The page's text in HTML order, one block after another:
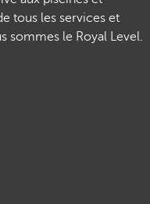
tous les services et
sommes le Royal Level.